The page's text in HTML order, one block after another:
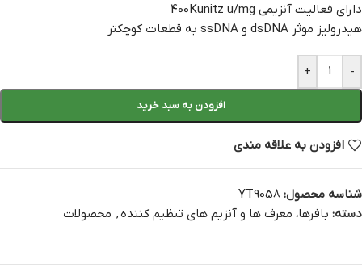
دارای فعالیت آنزیمی 400Kunitz u/mg
هیدرولیز موثر dsDNA و ssDNA به قطعات کوچکتر
-
+
افزودن به سبد خرید
افزودن به علاقه مندی
شناسه محصول: YT9058
دسته: بافرها، معرف ها و آنزیم های تنظیم کننده, محصولات